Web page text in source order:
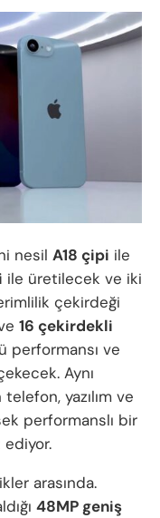
nesil A18 çipi ile
ile üretilecek ve iki
çekirdeği
16 çekirdekli
performansı ve
Aynı
yazılım ve
performanslı bir
ediyor.
arasında.
48MP geniş